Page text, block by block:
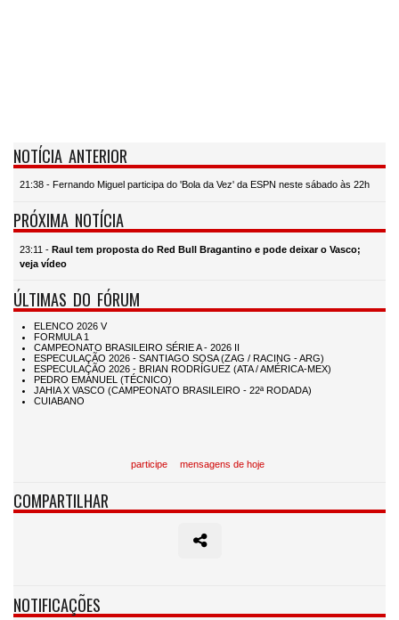
NOTÍCIA ANTERIOR
21:38 - Fernando Miguel participa do 'Bola da Vez' da ESPN neste sábado às 22h
PRÓXIMA NOTÍCIA
23:11 - Raul tem proposta do Red Bull Bragantino e pode deixar o Vasco;
veja vídeo
ÚLTIMAS DO FÓRUM
participe mensagens de hoje
COMPARTILHAR
NOTIFICAÇÕES